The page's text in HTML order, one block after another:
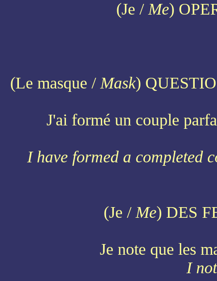
(Je / Me)
(Le masque / Mask)
J'ai formé un couple
I have formed a completed
(Je / Me) DES
Je note que les
I